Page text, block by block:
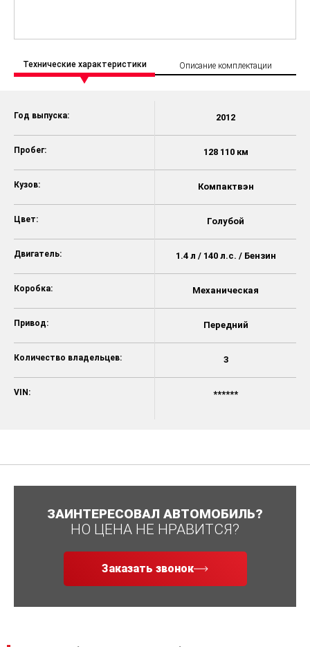
Технические характеристики Описание комплектации
Год выпуска:
Пробег:
Кузов:
Цвет:
Двигатель:
Коробка:
Привод:
Количество владельцев:
VIN:
2012
128 110 км
Компактвэн
Голубой
1.4 л / 140 л.с. / Бензин
Механическая
Передний
3
******
ЗАИНТЕРЕСОВАЛ АВТОМОБИЛЬ?
НО ЦЕНА НЕ НРАВИТСЯ?
Заказать звонок